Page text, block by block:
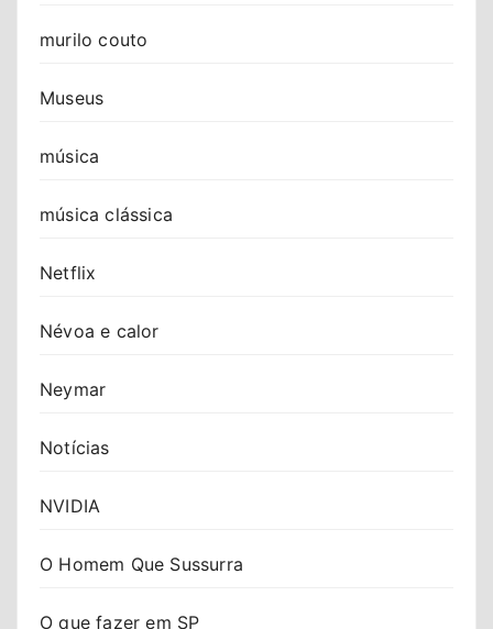
murilo couto
Museus
música
música clássica
Netflix
Névoa e calor
Neymar
Notícias
NVIDIA
O Homem Que Sussurra
O que fazer em SP